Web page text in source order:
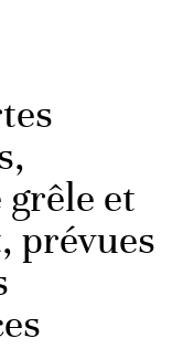
grêle et
prévues